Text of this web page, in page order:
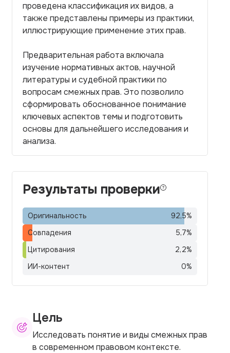
проведена классификация их видов, а
также представлены примеры из практики,
иллюстрирующие применение этих прав.
Предварительная работа включала
изучение нормативных актов, научной
литературы и судебной практики по
вопросам смежных прав. Это позволило
сформировать обоснованное понимание
ключевых аспектов темы и подготовить
основы для дальнейшего исследования и
анализа.
Результаты проверки
Оригинальность 92,5%
Совпадения
5,7%
Цитирования
2,2%
ИИ-контент
0%
Цель
Исследовать понятие и виды смежных прав
в современном правовом контексте.